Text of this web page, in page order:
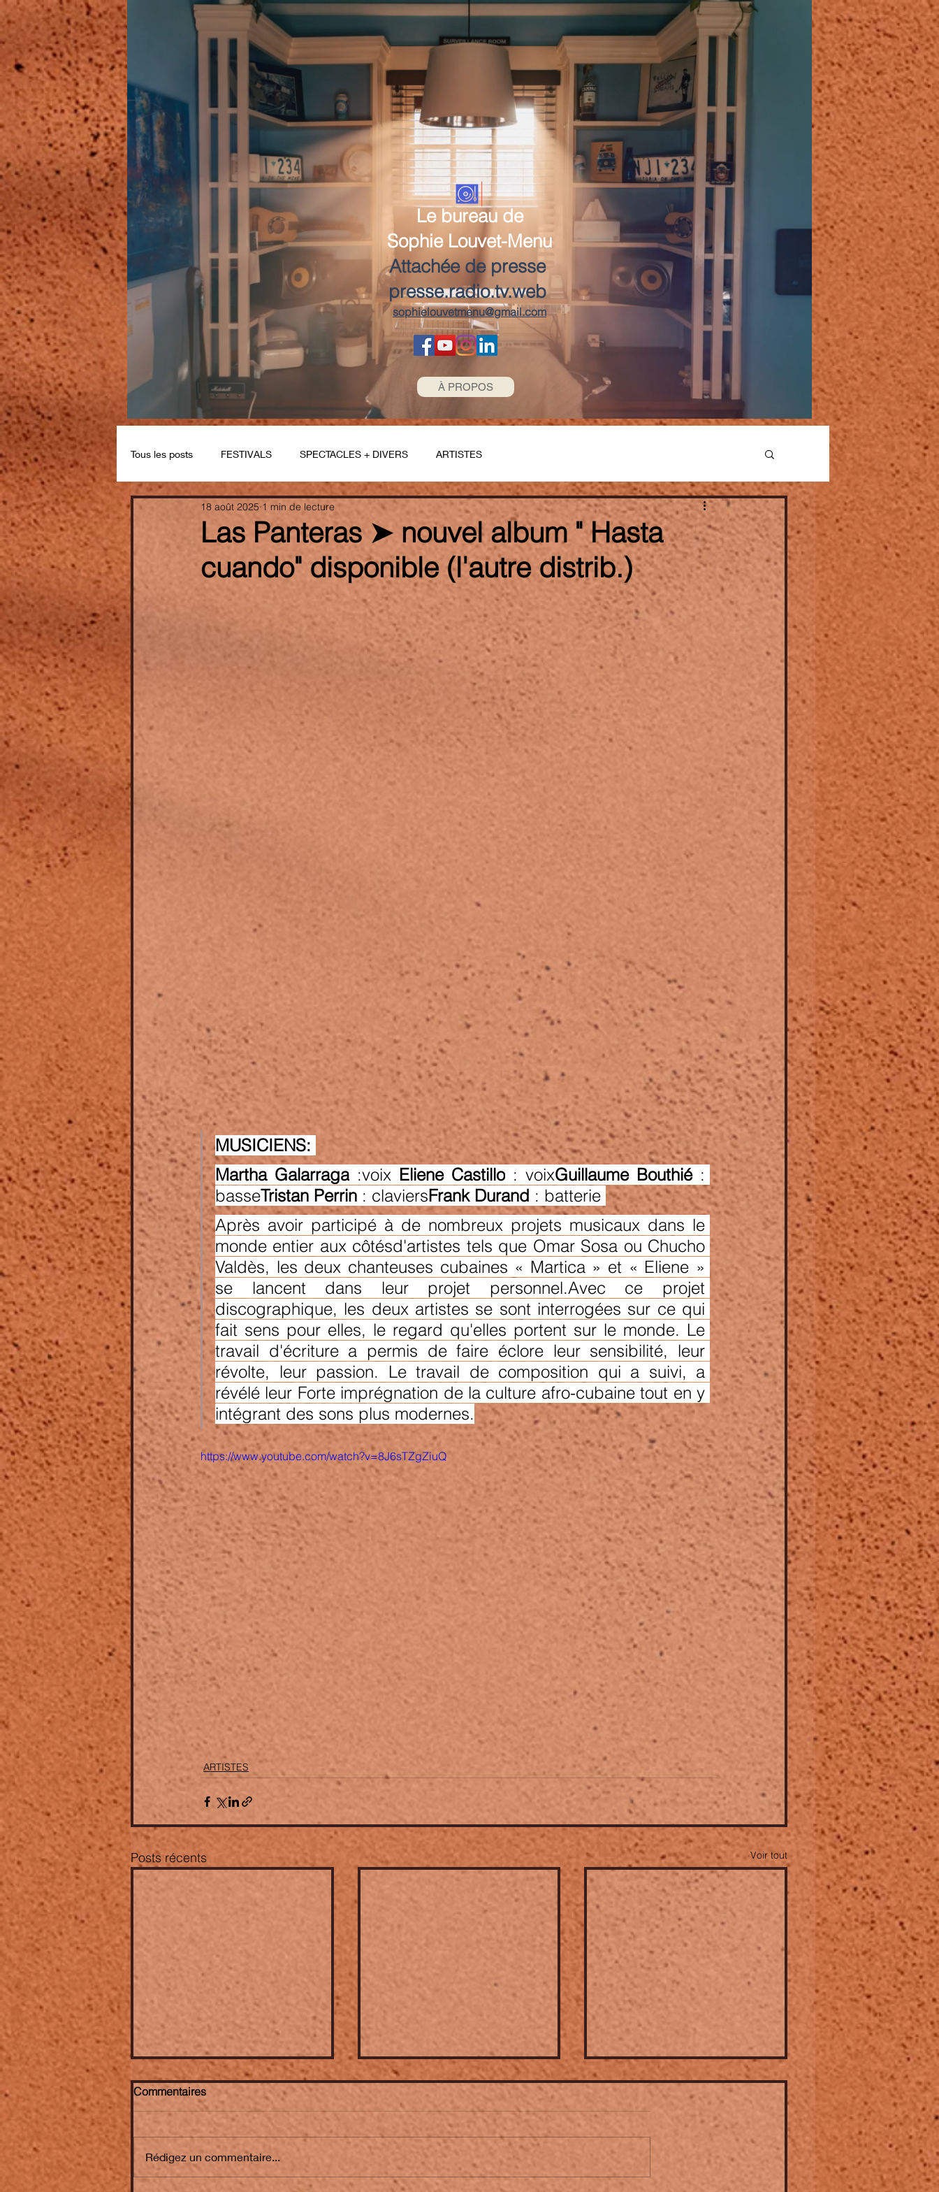
Le bureau de
Sophie Louvet-Menu
Attachée de presse
presse.radio.tv.web
sophielouvetmenu@gmail.com
À PROPOS
Tous les posts FESTIVALS SPECTACLES + DIVERS ARTISTES
Las Panteras ➤ nouvel album " Hasta
cuando" disponible (l'autre distrib.)
18 août 2025 1 min de lecture
MUSICIENS:
Martha Galarraga :voix Eliene Castillo : voixGuillaume Bouthié :
basseTristan Perrin : claviersFrank Durand : batterie
Après avoir participé à de nombreux projets musicaux dans le
monde entier aux côtésd'artistes tels que Omar Sosa ou Chucho
Valdès, les deux chanteuses cubaines « Martica » et « Eliene »
se lancent dans leur projet personnel.Avec ce projet
discographique, les deux artistes se sont interrogées sur ce qui
fait sens pour elles, le regard qu'elles portent sur le monde. Le
travail d'écriture a permis de faire éclore leur sensibilité, leur
révolte, leur passion. Le travail de composition qui a suivi, a
révélé leur Forte imprégnation de la culture afro-cubaine tout en y
intégrant des sons plus modernes.
https://www.youtube.com/watch?v=8J6sTZgZiuQ
ARTISTES
Posts récents Voir tout
Commentaires
Rédigez un commentaire...